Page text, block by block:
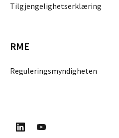
Tilgjengelighetserklæring
RME
Reguleringsmyndigheten